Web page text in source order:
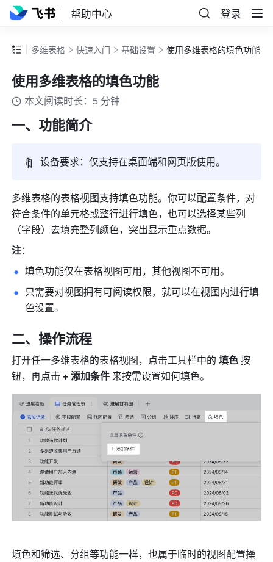
帮助中心 登录
多维表格 快速入门 基础设置 使用多维表格的填色功能
使用多维表格的填色功能
本文阅读时长：5 分钟
一、功能简介
🔖 设备要求：仅支持在桌面端和网页版使用。
多维表格的表格视图支持填色功能。你可以配置条件，对
符合条件的单元格或整行进行填色，也可以选择某些列
（字段）去填充整列颜色，突出显示重点数据。
注：
填色功能仅在表格视图可用，其他视图不可用。
只需要对视图拥有可阅读权限，就可以在视图内进行填
色设置。
二、操作流程
打开任一多维表格的表格视图，点击工具栏中的 填色 按
钮，再点击 + 添加条件 来按需设置如何填色。
填色和筛选、分组等功能一样，也属于临时的视图配置操